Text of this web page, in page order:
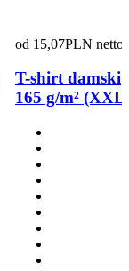
od 15,07PLN netto
T-shirt damski
165 g/m²